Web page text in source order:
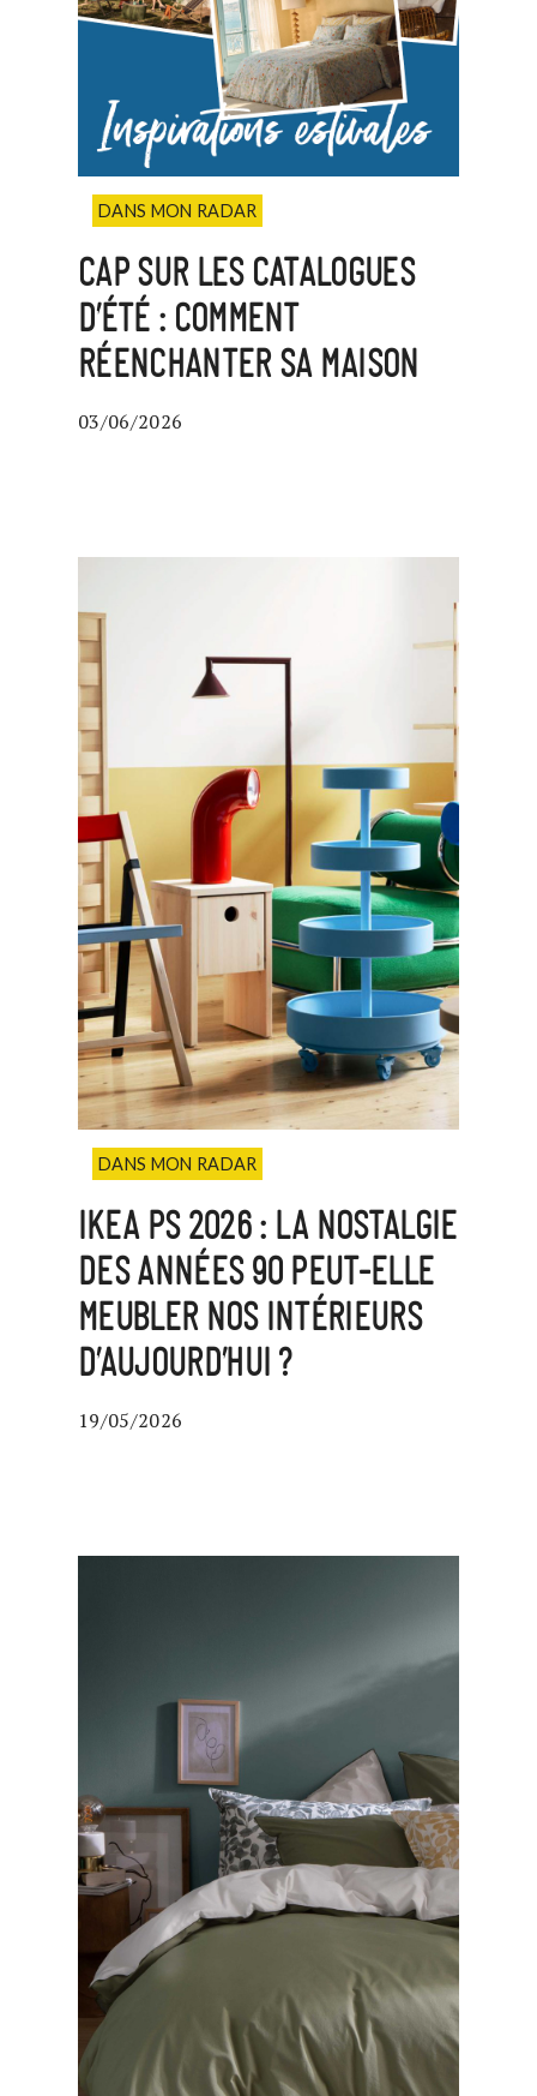
DANS MON RADAR
CAP SUR LES CATALOGUES
D’ÉTÉ : COMMENT
RÉENCHANTER SA MAISON
03/06/2026
DANS MON RADAR
IKEA PS 2026 : LA NOSTALGIE
DES ANNÉES 90 PEUT-ELLE
MEUBLER NOS INTÉRIEURS
D’AUJOURD’HUI ?
19/05/2026